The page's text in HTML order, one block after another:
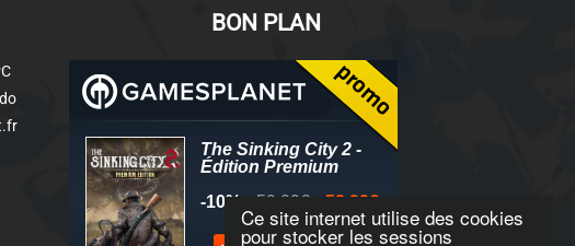
Ce site internet utilise des cookies
pour stocker les sessions
BON PLAN